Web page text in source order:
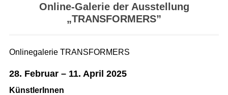
Online-Galerie der Ausstellung
„TRANSFORMERS”
Onlinegalerie TRANSFORMERS
28. Februar – 11. April 2025
KünstlerInnen